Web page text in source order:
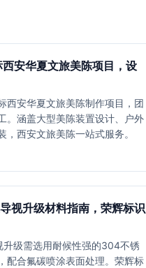
安华夏文旅美陈项目，设
西安华夏文旅美陈制作项目，团
。涵盖大型美陈装置设计、户外
，西安文旅美陈一站式服务。
视升级材料指南，荣辉标识
升级需选用耐候性强的304不锈
配合氟碳喷涂表面处理。荣辉标